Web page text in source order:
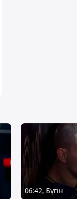
06:42, Бүгін